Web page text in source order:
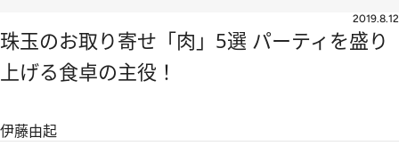
2019.8.12
珠玉のお取り寄せ「肉」5選 パーティを盛り
上げる食卓の主役！
伊藤由起